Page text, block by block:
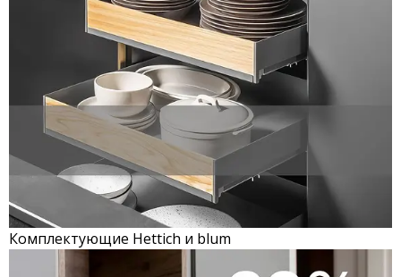
Комплектующие Hettich и blum